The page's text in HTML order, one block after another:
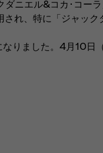
ニエル&コカ･コー
れ、特に「ジャック
りました。4月10日（